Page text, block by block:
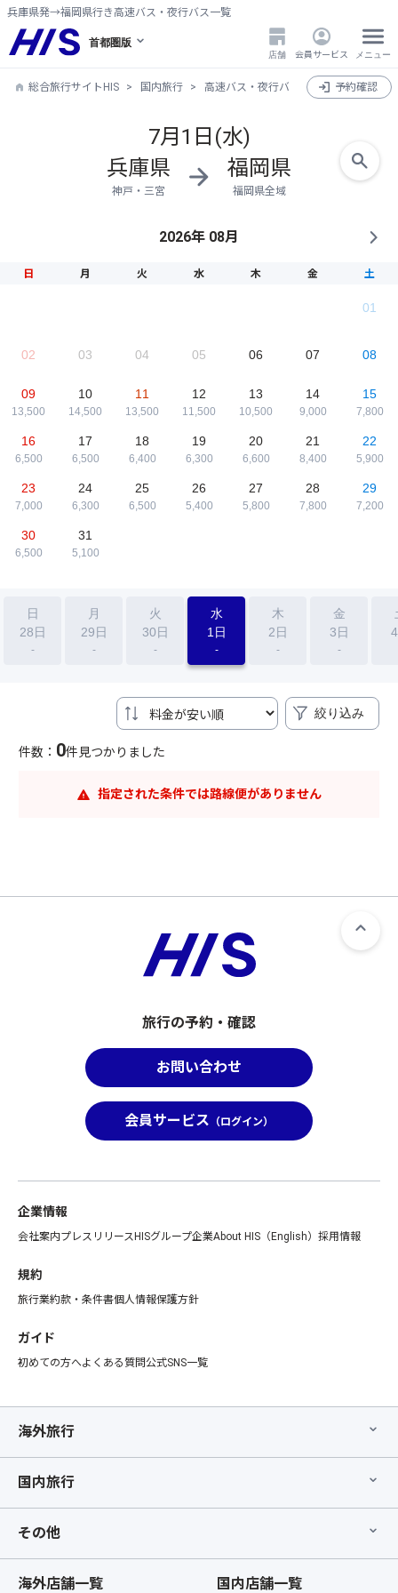
兵庫県発→福岡県行き高速バス・夜行バス一覧
首都圏版
店舗 会員サービス メニュー
総合旅行サイトHIS 国内旅行 高速バス・夜行バス 兵庫県発→福岡
予約確認
7月1日(水)
兵庫県
神戸・三宮
福岡県
福岡県全域
2026年 08月
日 月 火 水 木 金 土
01
02 03 04 05 06 07 08
09
13,500
10
14,500
11
13,500
12
11,500
13
10,500
14
9,000
15
7,800
16
6,500
17
6,500
18
6,400
19
6,300
20
6,600
21
8,400
22
5,900
23
7,000
24
6,300
25
6,500
26
5,400
27
5,800
28
7,800
29
7,200
30
6,500
31
5,100
28日
日
-
29日
月
-
30日
火
-
1日
水
-
2日
木
-
3日
金
-
絞り込み
件数： 0件見つかりました
指定された条件では路線便がありません
旅行の予約・確認
お問い合わせ
会員サービス （ログイン）
企業情報
会社案内プレスリリースHISグループ企業About HIS（English） 採用情報
規約
旅行業約款・条件書個人情報保護方針
ガイド
初めての方へよくある質問公式SNS一覧
海外旅行
国内旅行
その他
海外店舗一覧 国内店舗一覧